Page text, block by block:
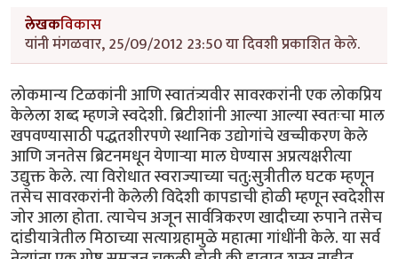
लेखकविकास
यांनी मंगळवार, 25/09/2012 23:50 या दिवशी प्रकाशित केले.
लोकमान्य टिळकांनी आणि स्वातंत्र्यवीर सावरकरांनी एक लोकप्रिय
केलेला शब्द म्हणजे स्वदेशी. ब्रिटीशांनी आल्या आल्या स्वतःचा माल
खपवण्यासाठी पद्धतशीरपणे स्थानिक उद्योगांचे खच्चीकरण केले
आणि जनतेस ब्रिटनमधून येणार्‍या माल घेण्यास अप्रत्यक्षरीत्या
उद्युक्त केले. त्या विरोधात स्वराज्याच्या चतु:सुत्रीतील घटक म्हणून
तसेच सावरकरांनी केलेली विदेशी कापडाची होळी म्हणून स्वदेशीस
जोर आला होता. त्याचेच अजून सार्वत्रिकरण खादीच्या रुपाने तसेच
दांडीयात्रेतील मिठाच्या सत्याग्रहामुळे महात्मा गांधींनी केले. या सर्व